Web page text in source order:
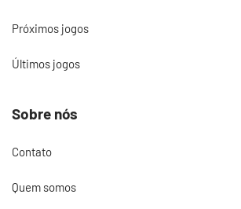
Próximos jogos
Últimos jogos
Sobre nós
Contato
Quem somos